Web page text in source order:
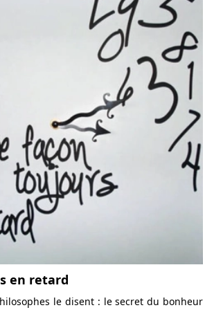
en retard
le disent : le secret du bonheur